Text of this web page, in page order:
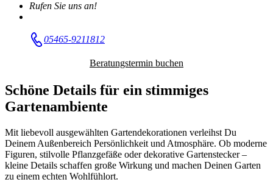
Rufen Sie uns an!
05465-9211812
Beratungstermin buchen
Schöne Details für ein stimmiges
Gartenambiente
Mit liebevoll ausgewählten Gartendekorationen verleihst Du
Deinem Außenbereich Persönlichkeit und Atmosphäre. Ob moderne
Figuren, stilvolle Pflanzgefäße oder dekorative Gartenstecker –
kleine Details schaffen große Wirkung und machen Deinen Garten
zu einem echten Wohlfühlort.